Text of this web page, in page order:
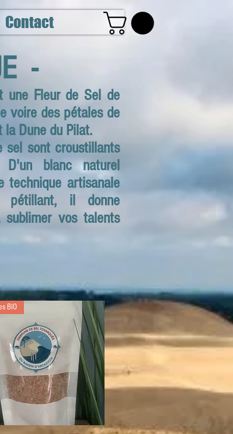
Contact
-
une Fleur de Sel de
voire des pétales de
Dune du Pilat.
sel sont croustillants
D'un blanc naturel
technique artisanale
pétillant, il donne
vos talents
BIO